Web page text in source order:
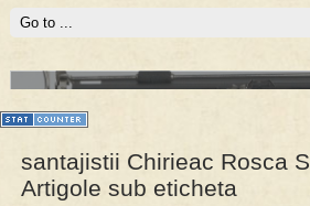
PRESA
santajistii Chirieac Rosca
Artigole sub eticheta